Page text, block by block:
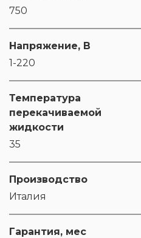
750
Напряжение, В
1-220
Температура
перекачиваемой
жидкости
35
Производство
Италия
Гарантия, мес